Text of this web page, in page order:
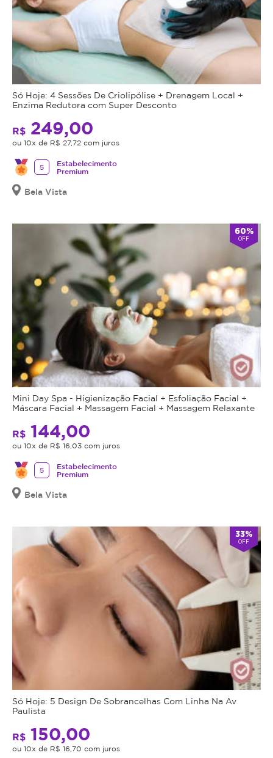
Só Hoje: 4 Sessões De Criolipólise + Drenagem Local +
Enzima Redutora com Super Desconto
R$ 249,00
ou 10x de R$ 27,72 com juros
5
Estabelecimento
Premium
Bela Vista
60%
OFF
Mini Day Spa - Higienização Facial + Esfoliação Facial +
Máscara Facial + Massagem Facial + Massagem Relaxante
R$ 144,00
ou 10x de R$ 16,03 com juros
5
Estabelecimento
Premium
Bela Vista
33%
OFF
Só Hoje: 5 Design De Sobrancelhas Com Linha Na Av
Paulista
R$ 150,00
ou 10x de R$ 16,70 com juros